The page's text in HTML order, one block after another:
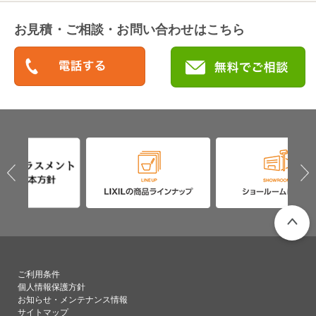
お見積・ご相談・お問い合わせはこちら
ご利用条件
個人情報保護方針
お知らせ・メンテナンス情報
サイトマップ